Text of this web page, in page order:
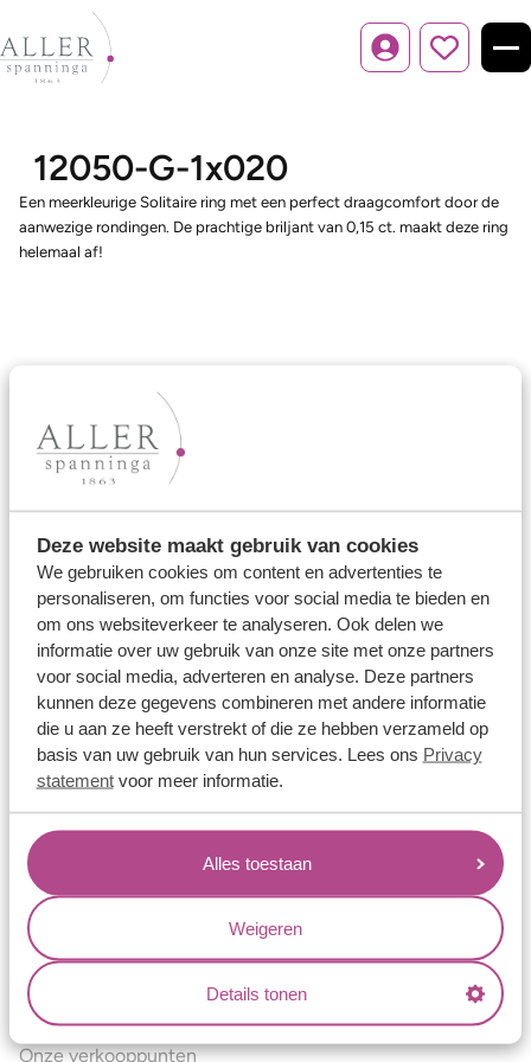
Deze website maakt gebruik van cookies
We gebruiken cookies om content en advertenties te
personaliseren, om functies voor social media te bieden en
om ons websiteverkeer te analyseren. Ook delen we
informatie over uw gebruik van onze site met onze partners
voor social media, adverteren en analyse. Deze partners
kunnen deze gegevens combineren met andere informatie
die u aan ze heeft verstrekt of die ze hebben verzameld op
basis van uw gebruik van hun services. Lees ons Privacy
statementvoor meer informatie.
Alles toestaan
Weigeren
Details tonen
Inloggen
12050-G-1x020
Een meerkleurige Solitaire ring met een perfect draagcomfort door de
aanwezige rondingen. De prachtige briljant van 0,15 ct. maakt deze ring
helemaal af!
Ons aanbod
Trouwringen
Verlovingsringen
Vriendschapsringen
Over ons
Aller Spanninga
Historie
Certificaten
Blogs
Jouw voordelen
Conflictvrije Materialen
Oneindig veel mogelijkheden
Kwaliteit
Juweliers & Contact
Onze verkooppunten